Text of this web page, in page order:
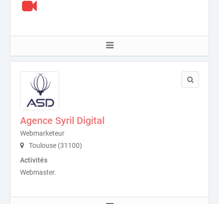
Agence Syril Digital
Webmarketeur
Toulouse (31100)
Activités
Webmaster.